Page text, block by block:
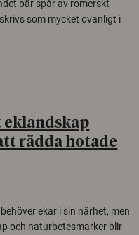
bär spår av romerskt
som mycket ovanligt i
eklandskap
rädda hotade
ekar i sin närhet, men
och naturbetesmarker blir